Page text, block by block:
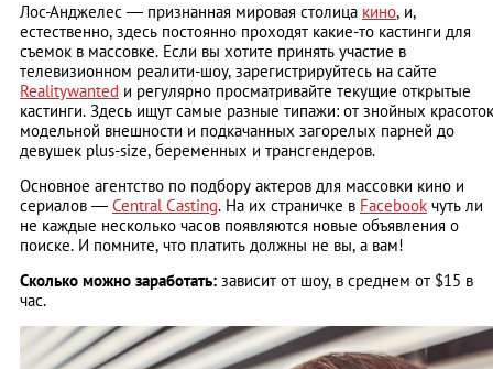
Лос-Анджелес — признанная мировая столица кино, и,
естественно, здесь постоянно проходят какие-то кастинги для
съемок в массовке. Если вы хотите принять участие в
телевизионном реалити-шоу, зарегистрируйтесь на сайте
Realitywanted и регулярно просматривайте текущие открытые
кастинги. Здесь ищут самые разные типажи: от знойных красоток
модельной внешности и подкачанных загорелых парней до
девушек plus-size, беременных и трансгендеров.
Основное агентство по подбору актеров для массовки кино и
сериалов — Central Casting. На их страничке в Facebook чуть ли
не каждые несколько часов появляются новые объявления о
поиске. И помните, что платить должны не вы, а вам!
Сколько можно заработать: зависит от шоу, в среднем от $15 в
час.